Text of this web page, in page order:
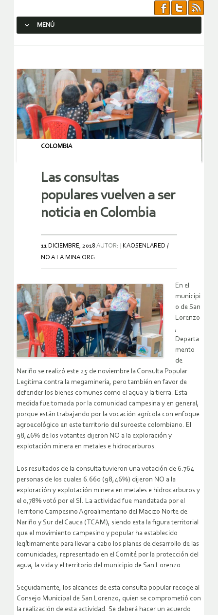
MENÚ
COLOMBIA
Las consultas
populares vuelven a ser
noticia en Colombia
11 DICIEMBRE, 2018 AUTOR:
KAOSENLARED /
NO A LA MINA.ORG
En el
municipi
o de San
Lorenzo
,
Departa
mento
de
Nariño se realizó este 25 de noviembre la Consulta Popular
Legítima contra la megaminería, pero también en favor de
defender los bienes comunes como el agua y la tierra. Esta
medida fue tomada por la comunidad campesina y en general,
porque están trabajando por la vocación agrícola con enfoque
agroecológico en este territorio del suroeste colombiano. El
98,46% de los votantes dijeron NO a la exploración y
explotación minera en metales e hidrocarburos.
Los resultados de la consulta tuvieron una votación de 6.764
personas de los cuales 6.660 (98,46%) dijeron NO a la
exploración y explotación minera en metales e hidrocarburos y
el 0,78% votó por el SÍ. La actividad fue mandatada por el
Territorio Campesino Agroalimentario del Macizo Norte de
Nariño y Sur del Cauca (TCAM), siendo esta la figura territorial
que el movimiento campesino y popular ha establecido
legítimamente para llevar a cabo los planes de desarrollo de las
comunidades, representado en el Comité por la protección del
agua, la vida y el territorio del municipio de San Lorenzo.
Seguidamente, los alcances de esta consulta popular recoge al
Consejo Municipal de San Lorenzo, quien se comprometió con
la realización de esta actividad. Se deberá hacer un acuerdo